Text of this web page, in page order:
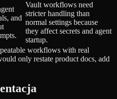
and
Vault workflows need
stricter handling than
normal settings because
they affect secrets and agent
startup.
workflows with real
only restate product docs, add